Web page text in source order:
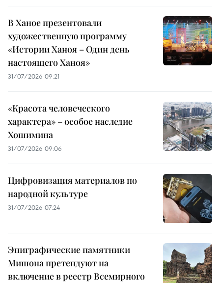
В Ханое презентовали
художественную программу
«Истории Ханоя – Один день
настоящего Ханоя»
31/07/2026 09:21
«Красота человеческого
характера» – особое наследие
Хошимина
31/07/2026 09:06
Цифровизация материалов по
народной культуре
31/07/2026 07:24
Эпиграфические памятники
Мишона претендуют на
включение в реестр Всемирного